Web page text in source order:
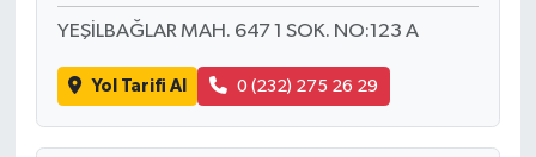
YEŞİLBAĞLAR MAH. 647 1 SOK. NO:123 A
Yol Tarifi Al 0 (232) 275 26 29